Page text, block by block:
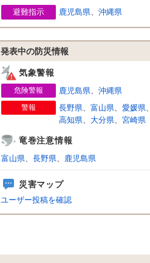
避難指示 鹿児島県、 沖縄県
発表中の防災情報
気象警報
危険警報 鹿児島県、 沖縄県
警報 長野県、 富山県、 愛媛県、
高知県、 大分県、 宮崎県
竜巻注意情報
富山県、 長野県、 鹿児島県
災害マップ
ユーザー投稿を確認